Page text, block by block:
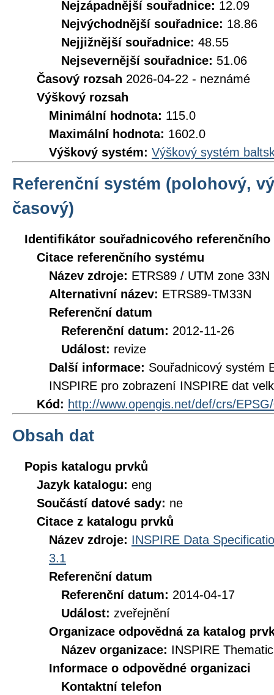
Nejzápadnější souřadnice: 12.09
Nejvýchodnější souřadnice: 18.86
Nejjižnější souřadnice: 48.55
Nejsevernější souřadnice: 51.06
Časový rozsah 2026-04-22 - neznámé
Výškový rozsah
Minimální hodnota: 115.0
Maximální hodnota: 1602.0
Výškový systém: Výškový systém
Referenční systém (polohový,
časový)
Identifikátor souřadnicového referenčního
Citace referenčního systému
Název zdroje: ETRS89 / UTM zone 33N
Alternativní název: ETRS89-TM33N
Referenční datum
Referenční datum: 2012-11-26
Událost: revize
Další informace: Souřadnicový systém
INSPIRE pro zobrazení INSPIRE dat
Kód: http://www.opengis.net/def/crs/
Obsah dat
Popis katalogu prvků
Jazyk katalogu: eng
Součástí datové sady: ne
Citace z katalogu prvků
Název zdroje: INSPIRE Data
3.1
Referenční datum
Referenční datum: 2014-04-17
Událost: zveřejnění
Organizace odpovědná za katalog
Název organizace: INSPIRE
Informace o odpovědné organizaci
Kontaktní telefon